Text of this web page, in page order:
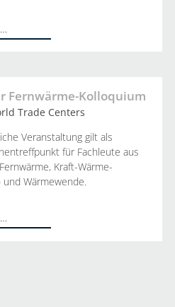
Fernwärme-Kolloquium
Trade Centers
Veranstaltung gilt als
für Fachleute aus
Kraft-Wärme-
und Wärmewende.